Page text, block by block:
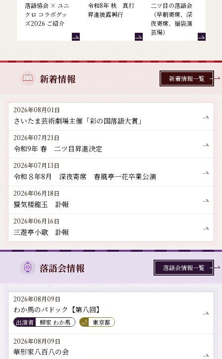
落語協会 × ユニ
クロ コラボグッ
ズ2026 ご紹介
令和8年 秋 真打
昇進披露興行
二ツ目の落語会
（早朝寄席、深
夜寄席、福袋演
芸場）
新着情報
2026年08月01日
さいたま芸術劇場主催「彩の国落語大賞」
2026年07月21日
令和9年 春 二ツ目昇進決定
2026年07月13日
令和８年8月 深夜寄席 春風亭一花卒業公演
2026年06月18日
蜃気楼龍玉 訃報
2026年06月16日
三遊亭小歌 訃報
新着情報一覧
落語会情報
2026年08月09日
わか馬のパドック【第八回】
出演者 柳家 わか馬 東京都
2026年08月09日
華形家八百八の会
落語会情報一覧